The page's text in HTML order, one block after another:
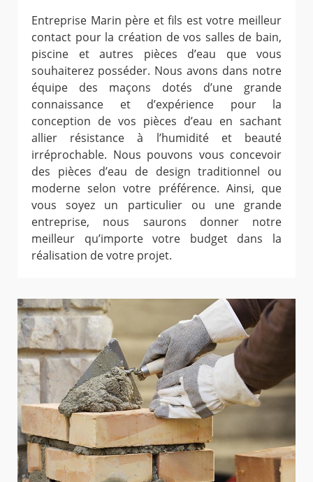
Entreprise Marin père et fils est votre meilleur
contact pour la création de vos salles de bain,
piscine et autres pièces d’eau que vous
souhaiterez posséder. Nous avons dans notre
équipe des maçons dotés d’une grande
connaissance et d’expérience pour la
conception de vos pièces d’eau en sachant
allier résistance à l’humidité et beauté
irréprochable. Nous pouvons vous concevoir
des pièces d’eau de design traditionnel ou
moderne selon votre préférence. Ainsi, que
vous soyez un particulier ou une grande
entreprise, nous saurons donner notre
meilleur qu’importe votre budget dans la
réalisation de votre projet.